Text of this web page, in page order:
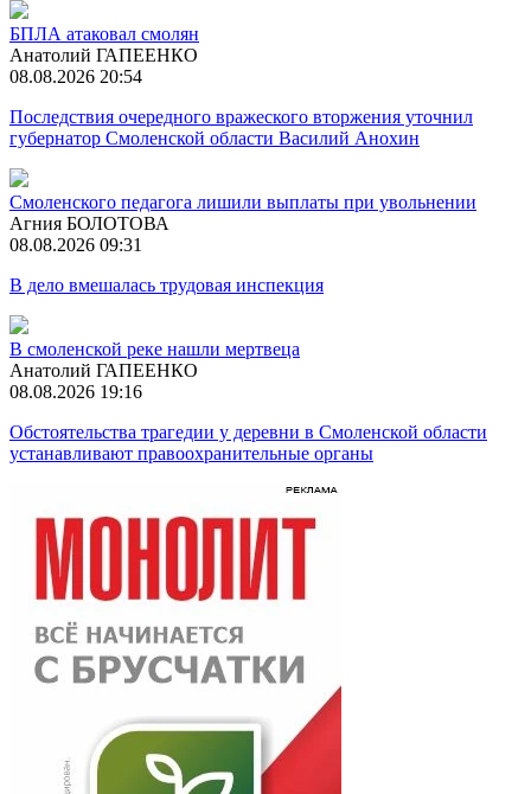
БПЛА атаковал смолян
Анатолий ГАПЕЕНКО
08.08.2026 20:54
Последствия очередного вражеского вторжения уточнил
губернатор Смоленской области Василий Анохин
Смоленского педагога лишили выплаты при увольнении
Агния БОЛОТОВА
08.08.2026 09:31
В дело вмешалась трудовая инспекция
В смоленской реке нашли мертвеца
Анатолий ГАПЕЕНКО
08.08.2026 19:16
Обстоятельства трагедии у деревни в Смоленской области
устанавливают правоохранительные органы